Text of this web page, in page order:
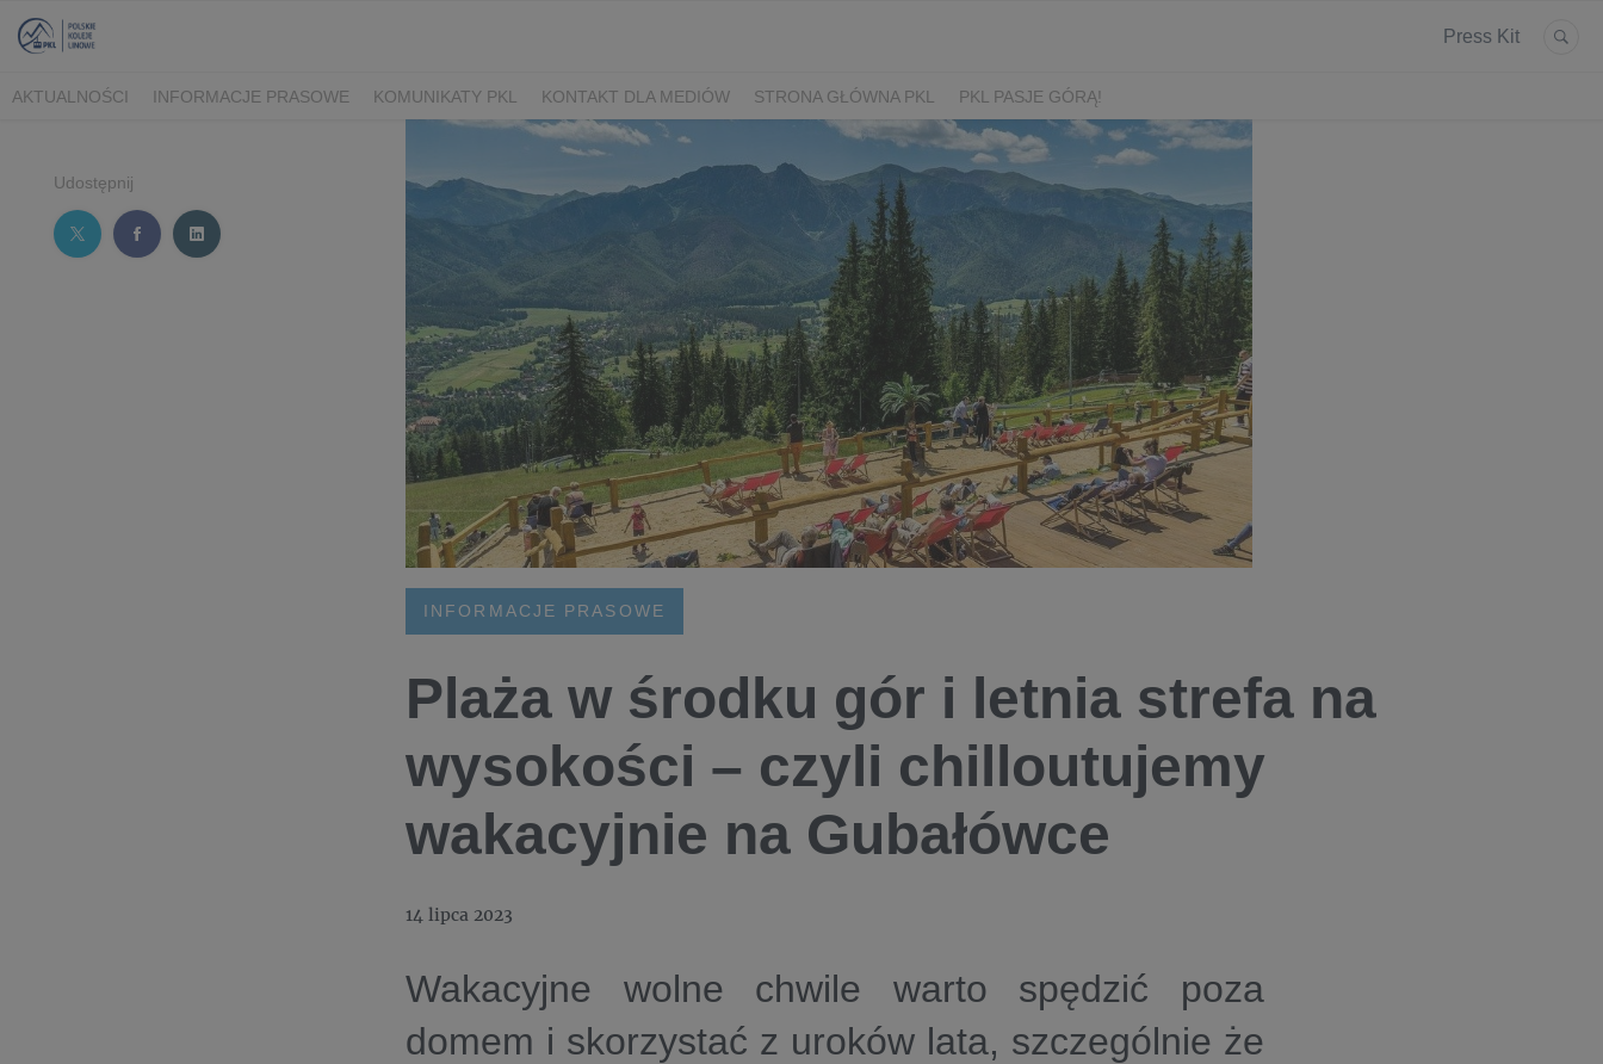
Press Kit
AKTUALNOŚCI INFORMACJE PRASOWE KOMUNIKATY PKL KONTAKT DLA MEDIÓW STRONA GŁÓWNA PKL PKL PASJE GÓRĄ!
Udostępnij
INFORMACJE PRASOWE
Plaża w środku gór i letnia strefa na
wysokości – czyli chilloutujemy
wakacyjnie na Gubałówce
14 lipca 2023
Wakacyjne wolne chwile warto spędzić poza
domem i skorzystać z uroków lata, szczególnie że